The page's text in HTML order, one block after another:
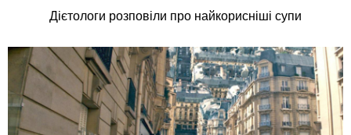
Дієтологи розповіли про найкорисніші супи